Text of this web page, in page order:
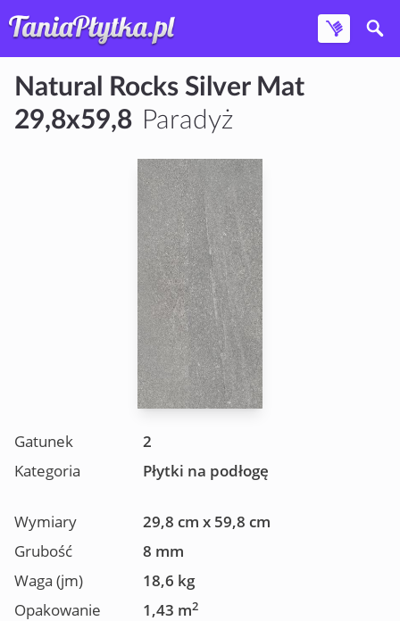
Natural Rocks Silver Mat
29,8x59,8 Paradyż
Gatunek
2
Kategoria
Płytki na podłogę
Wymiary
29,8 cm x 59,8 cm
Grubość
8 mm
Waga (jm)
18,6 kg
Opakowanie
1,43 m2